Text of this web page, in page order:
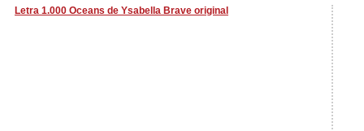
Letra 1.000 Oceans de Ysabella Brave original